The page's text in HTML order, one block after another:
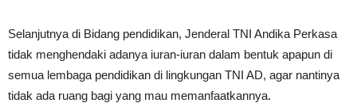
Selanjutnya di Bidang pendidikan, Jenderal TNI Andika Perkasa
tidak menghendaki adanya iuran-iuran dalam bentuk apapun di
semua lembaga pendidikan di lingkungan TNI AD, agar nantinya
tidak ada ruang bagi yang mau memanfaatkannya.